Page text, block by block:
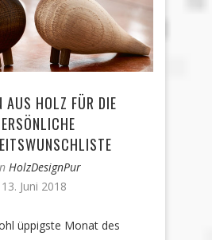
AUS HOLZ FÜR DIE
HolzDesignPur
13. Juni 2018
üppigste Monat des